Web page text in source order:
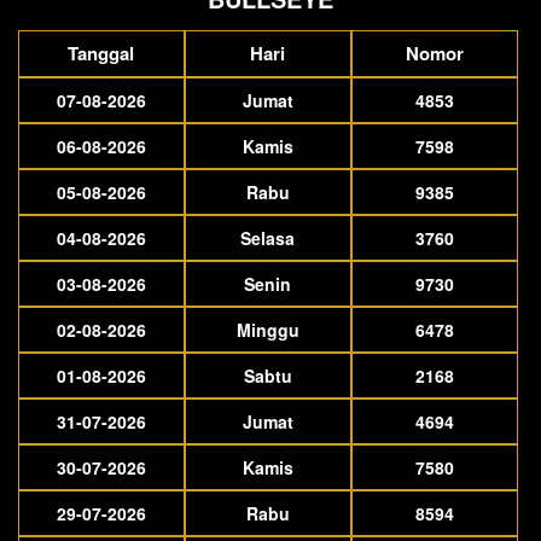
Tanggal Hari Nomor
07-08-2026 Jumat
4853
06-08-2026
Kamis
7598
05-08-2026
Rabu
9385
04-08-2026
Selasa
3760
03-08-2026
Senin
9730
02-08-2026
Minggu
6478
01-08-2026
Sabtu
2168
31-07-2026
Jumat
4694
30-07-2026
Kamis
7580
29-07-2026
Rabu 8594